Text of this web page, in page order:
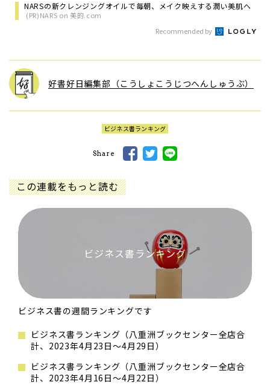
NARSの新クレンジングオイルで毎朝、メイク映えする潤い美肌へ
(PR)NARS on 美的.com
Recommended by
好書好日編集部（こうしょこうじつへんしゅうぶ）
ビジネス書ランキング
Share
この連載をもっと読む
ビジネス書ランキング
ビジネス書の週間ランキングです
ビジネス書ランキング（八重洲ブックセンター全店合
計、2023年4月23日～4月29日）
ビジネス書ランキング（八重洲ブックセンター全店合
計、2023年4月16日～4月22日）